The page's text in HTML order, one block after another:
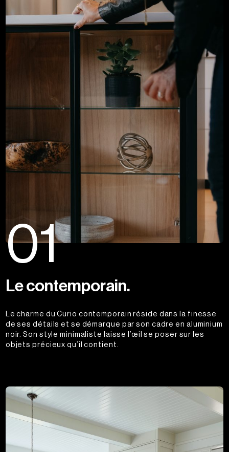
01
Le contemporain.
Le charme du Curio contemporain réside dans la finesse
de ses détails et se démarque par son cadre en aluminium
noir. Son style minimaliste laisse l’œil se poser sur les
objets précieux qu’il contient.